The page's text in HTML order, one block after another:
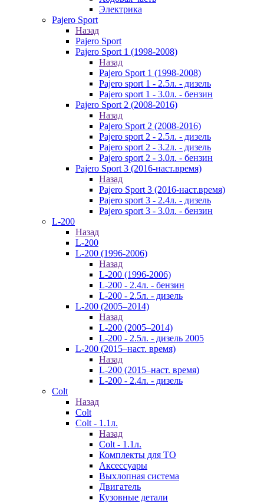
Электрика
Pajero Sport
Назад
Pajero Sport
Pajero Sport 1 (1998-2008)
Назад
Pajero Sport 1 (1998-2008)
Pajero sport 1 - 2.5л. - дизель
Pajero sport 1 - 3.0л. - бензин
Pajero Sport 2 (2008-2016)
Назад
Pajero Sport 2 (2008-2016)
Pajero sport 2 - 2.5л. - дизель
Pajero sport 2 - 3.2л. - дизель
Pajero sport 2 - 3.0л. - бензин
Pajero Sport 3 (2016-наст.время)
Назад
Pajero Sport 3 (2016-наст.время)
Pajero sport 3 - 2.4л. - дизель
Pajero sport 3 - 3.0л. - бензин
L-200
Назад
L-200
L-200 (1996-2006)
Назад
L-200 (1996-2006)
L-200 - 2.4л. - бензин
L-200 - 2.5л. - дизель
L-200 (2005–2014)
Назад
L-200 (2005–2014)
L-200 - 2.5л. - дизель 2005
L-200 (2015–наст. время)
Назад
L-200 (2015–наст. время)
L-200 - 2.4л. - дизель
Colt
Назад
Colt
Colt - 1.1л.
Назад
Colt - 1.1л.
Комплекты для ТО
Аксессуары
Выхлопная система
Двигатель
Кузовные детали